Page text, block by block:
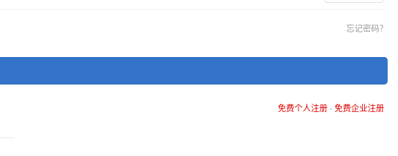
忘记密码？
免费个人注册-免费企业注册